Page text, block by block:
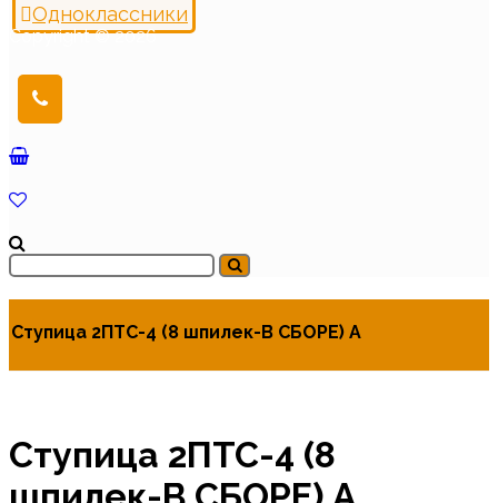
Одноклассники
Copyright © 2026
Ступица 2ПТС-4 (8 шпилек-В СБОРЕ) А
Ступица 2ПТС-4 (8